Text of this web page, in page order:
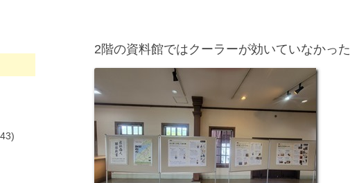
2階の資料館ではクーラーが効いていなかっ